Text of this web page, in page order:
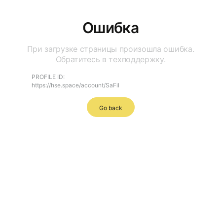
Ошибка
При загрузке страницы произошла ошибка.
Обратитесь в техподдержку.
PROFILE ID:
https://hse.space/account/SaFil
Go back